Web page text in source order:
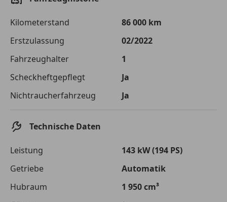
Effektivzinsatz
Sollzinssatz
7,25 %
Monatliche Rate € 575,27
von der von Ihnen gewählten Bank. Rückzahlungszeitraum 1-10
Jetzt berechnen
Kilometerstand
86 000 km
Erstzulassung
02/2022
Fahrzeughalter
1
Scheckheftgepflegt
Ja
Nichtraucherfahrzeug
Ja
Technische Daten
Leistung
143 kW (194 PS)
Getriebe
Automatik
Hubraum
1 950 cm³